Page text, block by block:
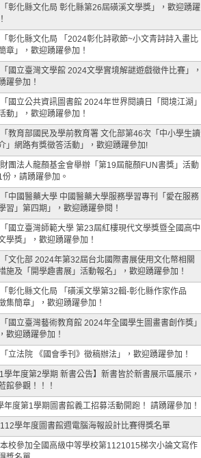
彰化縣文化局 彰化縣第26屆磺溪文學獎」，歡迎踴躍
彰化縣文化局 「2024彰化詩歌節~小文青詩詩入畫比
章」，歡迎踴躍參加！
國立臺灣文學館 2024文學實境解謎遊戲徵件比賽」，
躍參加！
國立公共資訊圖書館 2024年世界閱讀日「閱境江湖」
動」，歡迎踴躍參加！
教育部國民及學前教育署 文化部第46次「中小學生讀
」網路有獎徵答活動」，歡迎踴躍參加!
團法人龍顏基金會舉辦「第19屆龍顏FUN書獎」活動
份，請踴躍參加。
中國醫藥大學 中國醫藥大學服務學習專刊「愛在服務
習」第四期」，歡迎踴躍參閱！
國立臺灣師範大學 第23屆紅樓現代文學獎暨全國高中
學獎」，歡迎踴躍參加！
文化部 2024年第32屆台北國際書展使用文化幣相關
施及「開學趣書展」活動報名」，歡迎踴躍參加！
彰化縣文化局 「磺溪文學第32輯-彰化縣作家作品
集簡章」，歡迎踴躍參加！
國立臺灣藝術教育館 2024年全國學生圖畫書創作獎」
歡迎踴躍參加！
立法院 《國會季刊》徵稿辦法」，歡迎踴躍參加！
學年度第2學期 新書公告】新書皆於新書展示區展示，
館參觀！！！
年度第1學期圖書館義工招募活動開跑！ 請踴躍參加！
學年度圖書館週電腦海報設計比賽得獎名單
校參加全國高級中等學校第1121015梯次小論文寫作